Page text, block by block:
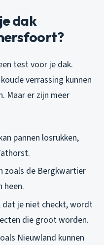
dak
test voor je dak.
verrassing kunnen
Maar er zijn meer
pannen losrukken,
zoals de Bergkwartier
heen.
dat je niet checkt, wordt
die groot worden.
Nieuwland kunnen